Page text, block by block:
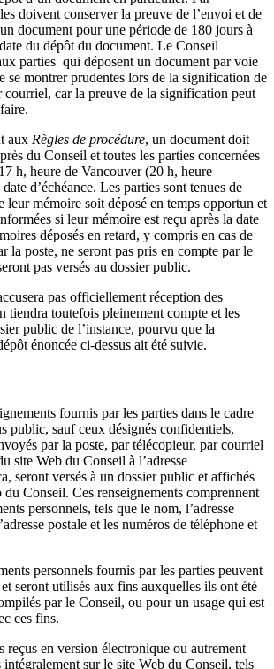
doivent conserver la preuve de l’envoi et de
document pour une période de 180 jours à
du dépôt du document. Le Conseil
parties qui déposent un document par voie
se montrer prudentes lors de la signification de
courriel, car la preuve de la signification peut
aux Règles de procédure, un document doit
du Conseil et toutes les parties concernées
h, heure de Vancouver (20 h, heure
d’échéance. Les parties sont tenues de
leur mémoire soit déposé en temps opportun et
si leur mémoire est reçu après la date
déposés en retard, y compris en cas de
la poste, ne seront pas pris en compte par le
pas versés au dossier public.
pas officiellement réception des
tiendra toutefois pleinement compte et les
public de l’instance, pourvu que la
énoncée ci-dessus ait été suivie.
fournis par les parties dans le cadre
public, sauf ceux désignés confidentiels,
par la poste, par télécopieur, par courriel
site Web du Conseil à l’adresse
seront versés à un dossier public et affichés
du Conseil. Ces renseignements comprennent
personnels, tels que le nom, l’adresse
postale et les numéros de téléphone et
personnels fournis par les parties peuvent
seront utilisés aux fins auxquelles ils ont été
par le Conseil, ou pour un usage qui est
ces fins.
reçus en version électronique ou autrement
intégralement sur le site Web du Conseil, tels